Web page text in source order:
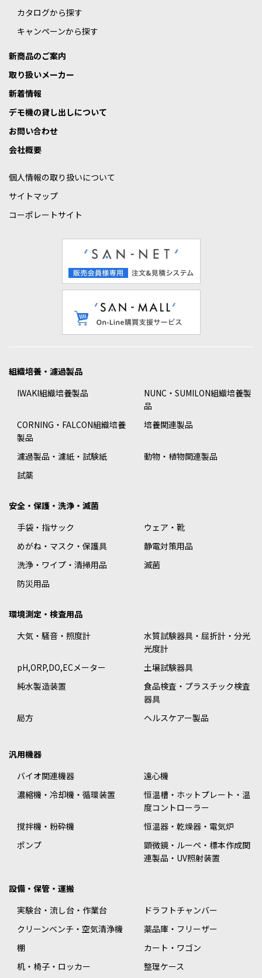
カタログから探す
キャンペーンから探す
新商品のご案内
取り扱いメーカー
新着情報
デモ機の貸し出しについて
お問い合わせ
会社概要
個人情報の取り扱いについて
サイトマップ
コーポレートサイト
組織培養・濾過製品
IWAKI組織培養製品
NUNC・SUMILON組織培養製
品
CORNING・FALCON組織培養
製品
培養関連製品
濾過製品・濾紙・試験紙
動物・植物関連製品
試薬
安全・保護・洗浄・滅菌
手袋・指サック
ウェア・靴
めがね・マスク・保護具
静電対策用品
洗浄・ワイプ・清掃用品
滅菌
防災用品
環境測定・検査用品
大気・騒音・照度計
水質試験器具・屈折計・分光
光度計
pH,ORP,DO,ECメーター
土壌試験器具
純水製造装置
食品検査・プラスチック検査
器具
局方
ヘルスケアー製品
汎用機器
バイオ関連機器
遠心機
濃縮機・冷却機・循環装置
恒温槽・ホットプレート・温
度コントローラー
撹拌機・粉砕機
恒温器・乾燥器・電気炉
ポンプ
顕微鏡・ルーペ・標本作成関
連製品・UV照射装置
設備・保管・運搬
実験台・流し台・作業台
ドラフトチャンバー
クリーンベンチ・空気清浄機
薬品庫・フリーザー
棚
カート・ワゴン
机・椅子・ロッカー
整理ケース